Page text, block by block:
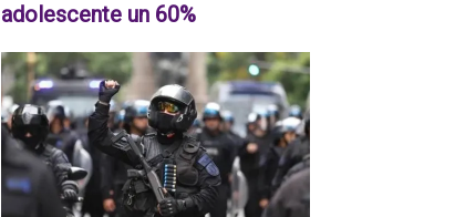
adolescente un 60%